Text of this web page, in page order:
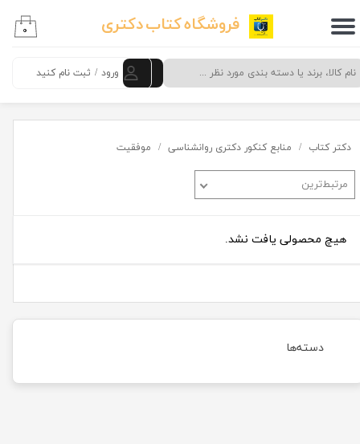
فروشگاه کتاب دکتری
ورود / ثبت نام کنید
حساب کاربری من
تغییر گذر واژه
خروج از حساب کاربری
۰
دسته‌ها
دکتر کتاب منابع کنکور دکتری روانشناسی موفقیت
مرتبط‌ترین
هیچ محصولی یافت نشد.